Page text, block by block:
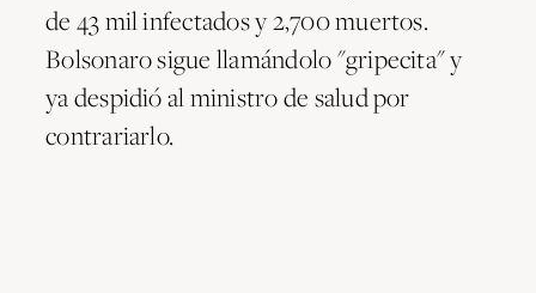
de 43 mil infectados y 2,700 muertos.
Bolsonaro sigue llamándolo "gripecita" y
ya despidió al ministro de salud por
contrariarlo.